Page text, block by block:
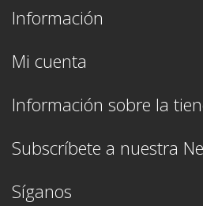
Información
Mi cuenta
Información sobre la
Subscríbete a nuestra
Síganos